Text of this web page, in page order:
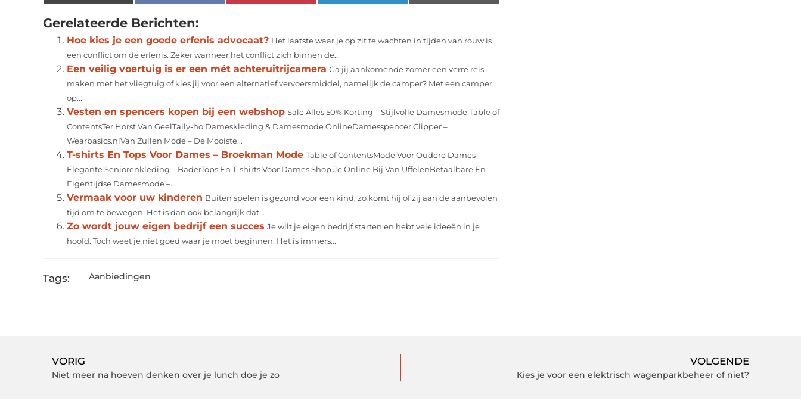
Gerelateerde Berichten:
Hoe kies je een goede erfenis advocaat? Het laatste waar je op zit te wachten in tijden van rouw is
een conflict om de erfenis. Zeker wanneer het conflict zich binnen de...
Een veilig voertuig is er een mét achteruitrijcamera Ga jij aankomende zomer een verre reis
maken met het vliegtuig of kies jij voor een alternatief vervoersmiddel, namelijk de camper? Met een camper
op...
Vesten en spencers kopen bij een webshop Sale Alles 50% Korting – Stijlvolle Damesmode Table of
ContentsTer Horst Van GeelTally-ho Dameskleding & Damesmode OnlineDamesspencer Clipper –
Wearbasics.nlVan Zuilen Mode – De Mooiste...
T-shirts En Tops Voor Dames – Broekman Mode Table of ContentsMode Voor Oudere Dames –
Elegante Seniorenkleding – BaderTops En T-shirts Voor Dames Shop Je Online Bij Van UffelenBetaalbare En
Eigentijdse Damesmode –...
Vermaak voor uw kinderen Buiten spelen is gezond voor een kind, zo komt hij of zij aan de aanbevolen
tijd om te bewegen. Het is dan ook belangrijk dat...
Zo wordt jouw eigen bedrijf een succes Je wilt je eigen bedrijf starten en hebt vele ideeën in je
hoofd. Toch weet je niet goed waar je moet beginnen. Het is immers...
Tags: Aanbiedingen
VORIG
Niet meer na hoeven denken over je lunch doe je zo
VOLGENDE
Kies je voor een elektrisch wagenparkbeheer of niet?